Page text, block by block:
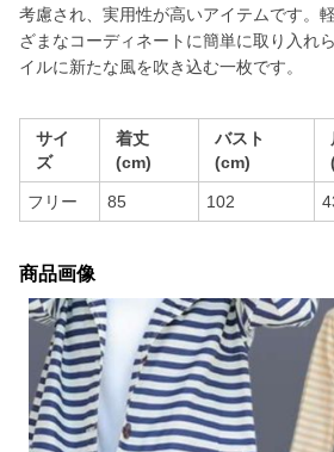
考慮され、実用性が高いアイテムです。
ざまなコーディネートに簡単に取り入れ
イルに新たな風を吹き込む一枚です。
サイ
ズ
着丈
(cm)
バスト
(cm)
フリー 85 102
商品画像